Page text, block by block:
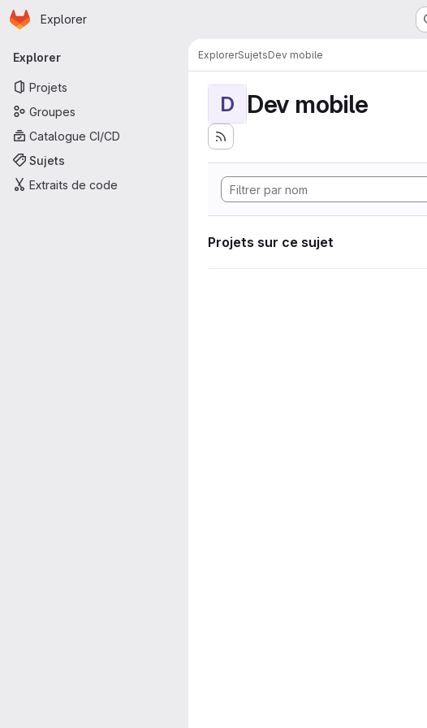
Passer au contenu principal
Page d'accueil
Explorer
Navigation principale
Explorer
Projets
Groupes
Catalogue CI/CD
Sujets
Extraits de code
ExplorerSujetsDev mobile
D Dev mobile
Projets sur ce sujet